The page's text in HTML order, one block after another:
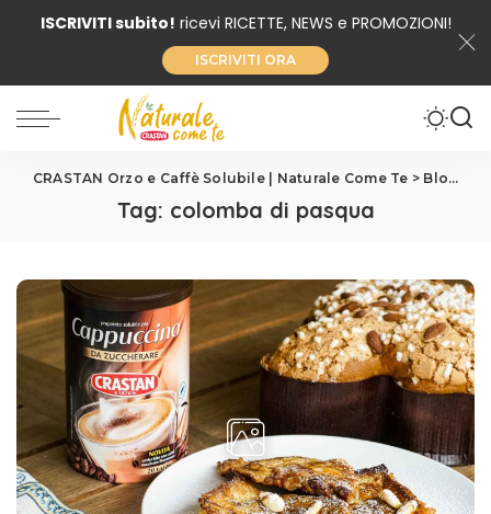
ISCRIVITI subito! ricevi RICETTE, NEWS e PROMOZIONI!
ISCRIVITI ORA
CRASTAN Orzo e Caffè Solubile | Naturale Come Te > Blog
Tag: colomba di pasqua